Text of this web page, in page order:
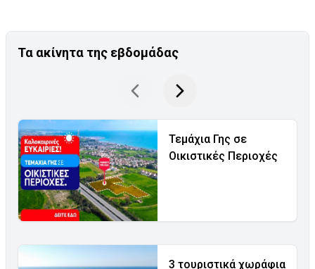
Τα ακίνητα της εβδομάδας
Τεμάχια Γης σε
Οικιστικές Περιοχές
3 τουριστικά χωράφια